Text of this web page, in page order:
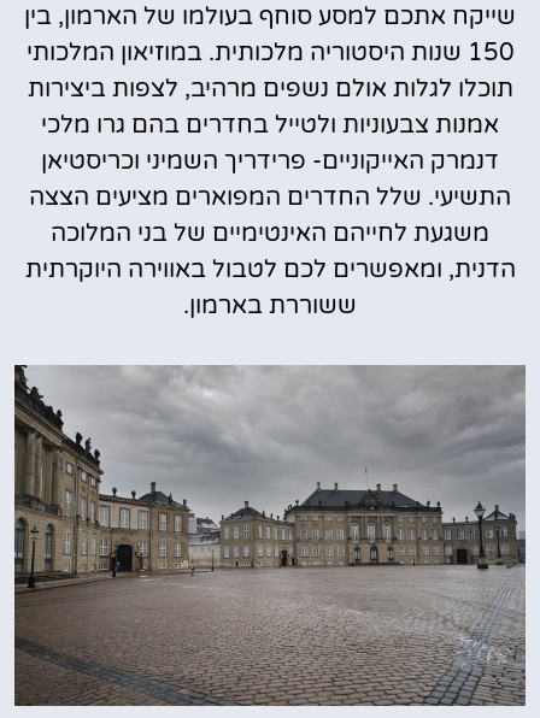
שייקח אתכם למסע סוחף בעולמו של הארמון, בין
150 שנות היסטוריה מלכותית. במוזיאון המלכותי
תוכלו לגלות אולם נשפים מרהיב, לצפות ביצירות
אמנות צבעוניות ולטייל בחדרים בהם גרו מלכי
דנמרק האייקוניים- פרידריך השמיני וכריסטיאן
התשיעי. שלל החדרים המפוארים מציעים הצצה
משגעת לחייהם האינטימיים של בני המלוכה
הדנית, ומאפשרים לכם לטבול באווירה היוקרתית
ששוררת בארמון.